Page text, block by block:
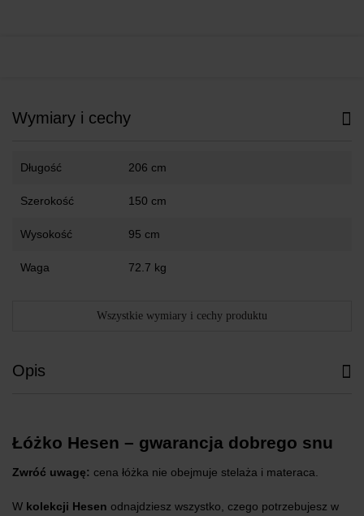
Wymiary i cechy
Długość 206 cm
Szerokość 150 cm
Wysokość 95 cm
Waga 72.7 kg
Wszystkie wymiary i cechy produktu
Opis
Łóżko Hesen – gwarancja dobrego snu
Zwróć uwagę: cena łóżka nie obejmuje stelaża i materaca.
W kolekcji Hesen odnajdziesz wszystko, czego potrzebujesz w